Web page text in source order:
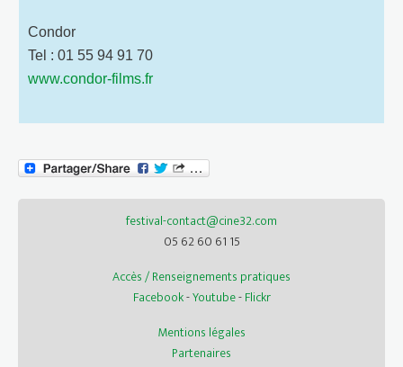
Condor
Tel : 01 55 94 91 70
www.condor-films.fr
festival-contact@cine32.com
05 62 60 61 15
Accès / Renseignements pratiques
Facebook-Youtube-Flickr
Mentions légales
Partenaires